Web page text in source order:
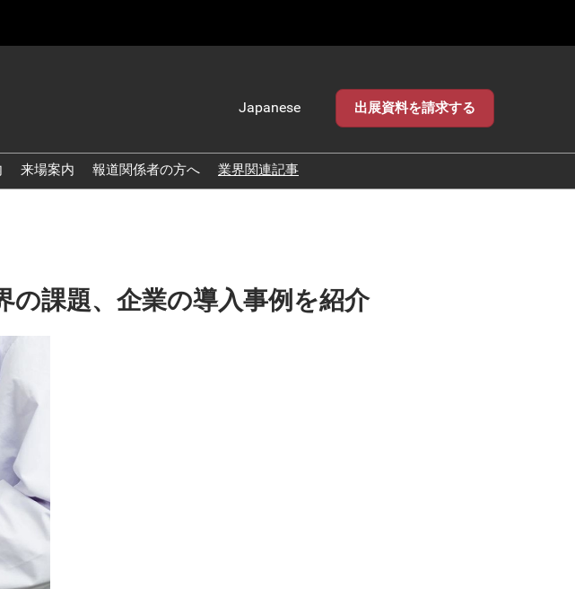
Japanese
English
出展資料を請求する
来場案内 報道関係者の方へ 業界関連記事
の課題、企業の導入事例を紹介